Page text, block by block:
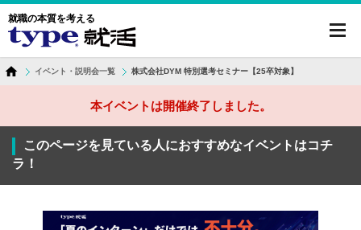
就職の本質を考える
イベント・説明会一覧 株式会社DYM 特別選考セミナー【25卒対象】
本イベントは開催終了しました。
このページを見ている人におすすめなイベントはコチ
ラ！